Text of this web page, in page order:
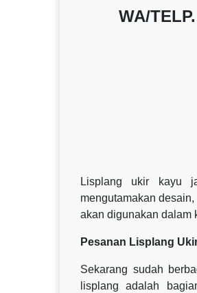
WA/TELP.
Lisplang ukir kayu
mengutamakan
akan digunakan dalam
Pesanan Lisplang
Sekarang sudah
lisplang adalah